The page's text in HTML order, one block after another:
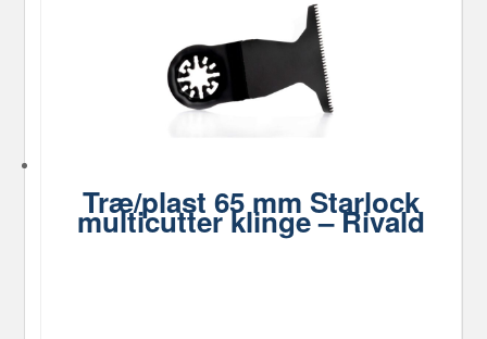
Træ/plast 65 mm Starlock
multicutter klinge – Rivald